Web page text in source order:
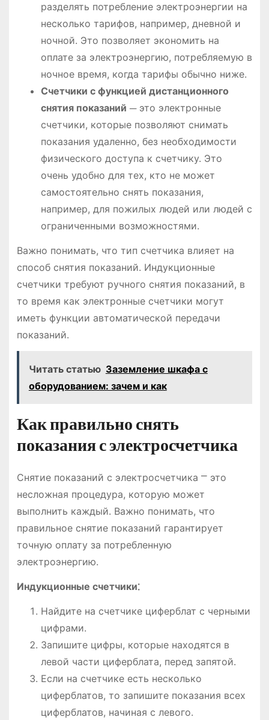
разделять потребление электроэнергии на
несколько тарифов, например, дневной и
ночной. Это позволяет экономить на
оплате за электроэнергию, потребляемую в
ночное время, когда тарифы обычно ниже.
Счетчики с функцией дистанционного
снятия показаний ─ это электронные
счетчики, которые позволяют снимать
показания удаленно, без необходимости
физического доступа к счетчику. Это
очень удобно для тех, кто не может
самостоятельно снять показания,
например, для пожилых людей или людей с
ограниченными возможностями.
Важно понимать, что тип счетчика влияет на
способ снятия показаний. Индукционные
счетчики требуют ручного снятия показаний, в
то время как электронные счетчики могут
иметь функции автоматической передачи
показаний.
Читать статью Заземление шкафа с
оборудованием: зачем и как
Как правильно снять
показания с электросчетчика
Снятие показаний с электросчетчика ⎻ это
несложная процедура, которую может
выполнить каждый. Важно понимать, что
правильное снятие показаний гарантирует
точную оплату за потребленную
электроэнергию.
Индукционные счетчики⁚
Найдите на счетчике циферблат с черными
цифрами.
Запишите цифры, которые находятся в
левой части циферблата, перед запятой.
Если на счетчике есть несколько
циферблатов, то запишите показания всех
циферблатов, начиная с левого.